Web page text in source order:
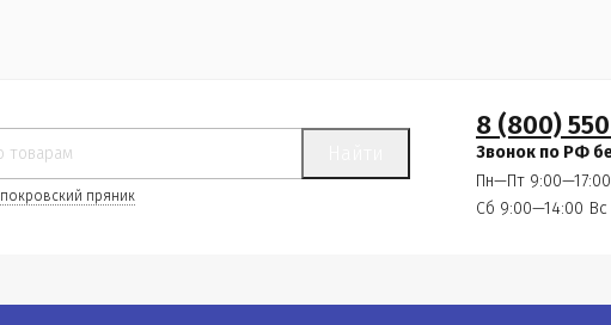
покровский пряник
8 (800)
Звонок по РФ
Пн—Пт 9:00—17:00
Сб 9:00—14:00